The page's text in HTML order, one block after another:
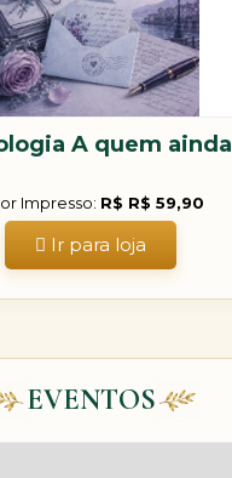
A quem ainda
Impresso: R$ R$ 59,90
Ir para loja
EVENTOS